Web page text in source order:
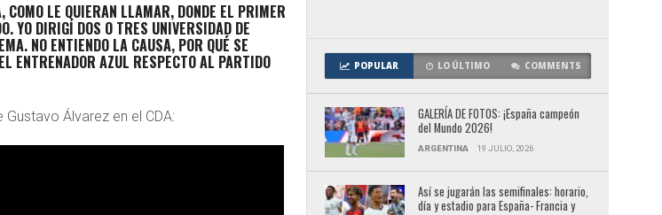
LE QUIERAN LLAMAR, DONDE EL PRIMER
YO DIRIGÍ DOS O TRES UNIVERSIDAD DE
NO ENTIENDO LA CAUSA, POR QUÉ SE
ENTRENADOR AZUL RESPECTO AL PARTIDO
Álvarez en el CDA:
POPULAR LO ÚLTIMO COMMENTS
GALERÍA DE FOTOS: ¡España campeón
del Mundo 2026!
ARGENTINA 19 JULIO, 2026
Así se jugarán las semifinales: horario,
día y estadio para España- Francia y